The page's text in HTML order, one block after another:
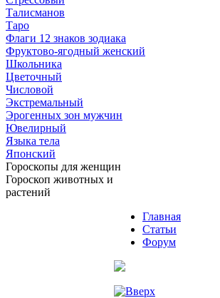
Талисманов
Таро
Флаги 12 знаков зодиака
Фруктово-ягодный женский
Школьника
Цветочный
Числовой
Экстремальный
Эрогенных зон мужчин
Ювелирный
Языка тела
Японский
Гороскопы для женщин
Гороскоп животных и
растений
Главная
Статьи
Форум